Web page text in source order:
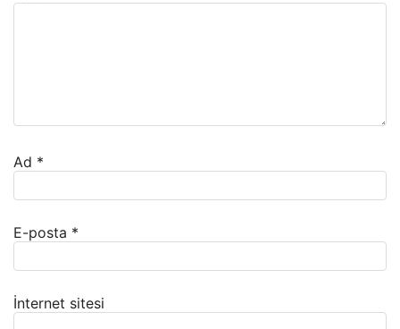
Ad *
E-posta *
İnternet sitesi